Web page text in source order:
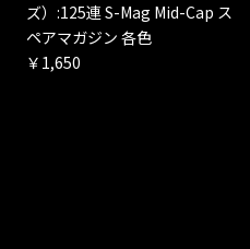
ズ）:125連 S-Mag Mid-Cap ス
ペアマガジン 各色
￥1,650